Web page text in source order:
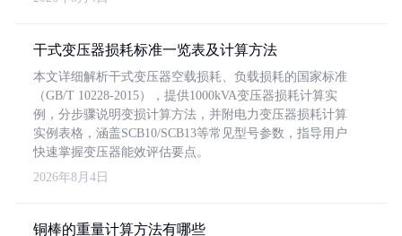
干式变压器损耗标准一览表及计算方法
本文详细解析干式变压器空载损耗、负载损耗的国家标准
（GB/T 10228-2015），提供1000kVA变压器损耗计算实
例，分步骤说明变损计算方法，并附电力变压器损耗计算
实例表格，涵盖SCB10/SCB13等常见型号参数，指导用户
快速掌握变压器能效评估要点。
2026年8月4日
铜棒的重量计算方法有哪些